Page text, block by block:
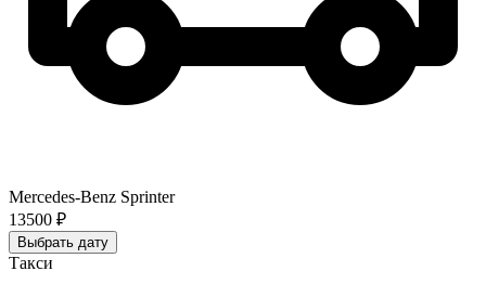
Mercedes-Benz Sprinter
13500 ₽
Выбрать дату
Такси